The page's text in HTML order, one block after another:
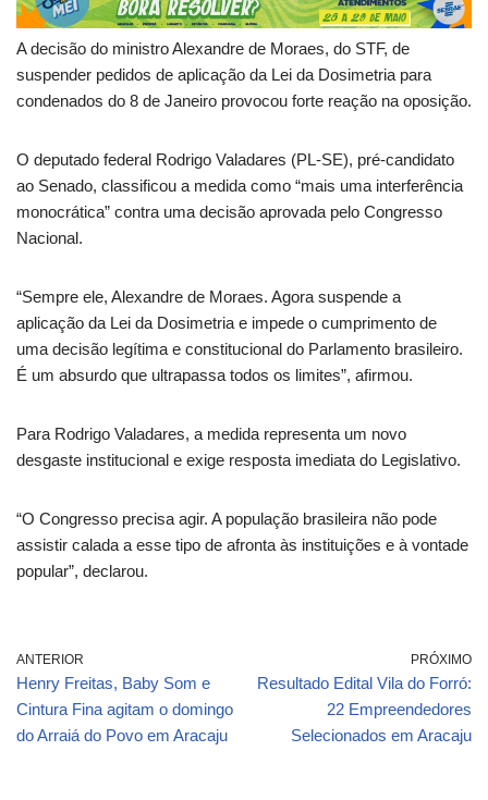
A decisão do ministro Alexandre de Moraes, do STF, de
suspender pedidos de aplicação da Lei da Dosimetria para
condenados do 8 de Janeiro provocou forte reação na oposição.
O deputado federal Rodrigo Valadares (PL-SE), pré-candidato
ao Senado, classificou a medida como “mais uma interferência
monocrática” contra uma decisão aprovada pelo Congresso
Nacional.
“Sempre ele, Alexandre de Moraes. Agora suspende a
aplicação da Lei da Dosimetria e impede o cumprimento de
uma decisão legítima e constitucional do Parlamento brasileiro.
É um absurdo que ultrapassa todos os limites”, afirmou.
Para Rodrigo Valadares, a medida representa um novo
desgaste institucional e exige resposta imediata do Legislativo.
“O Congresso precisa agir. A população brasileira não pode
assistir calada a esse tipo de afronta às instituições e à vontade
popular”, declarou.
ANTERIOR
Henry Freitas, Baby Som e
Cintura Fina agitam o domingo
do Arraiá do Povo em Aracaju
PRÓXIMO
Resultado Edital Vila do Forró:
22 Empreendedores
Selecionados em Aracaju